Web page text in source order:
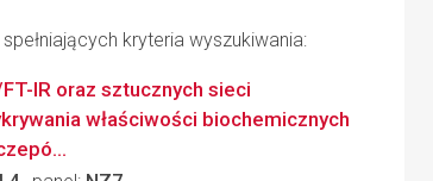
kryteria wyszukiwania:
IR oraz sztucznych sieci
właściwości biochemicznych